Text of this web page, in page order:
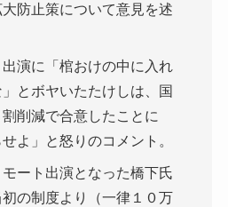
防止策について意見を述
演に「棺おけの中に入れ
とボヤいたたけしは、国
削減で合意したことに
よ」と怒りのコメント。
ート出演となった橋下氏
の制度より（一律１０万